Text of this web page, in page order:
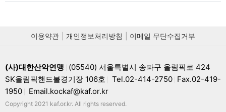
이용약관 개인정보처리방침 이메일 무단수집거부
(사)대한산악연맹 (05540) 서울특별시 송파구 올림픽로 424
SK올림픽핸드볼경기장 106호
Tel.02-414-2750 Fax.02-419-
1950
Email.kockaf@kaf.or.kr
Copyright 2021 kaf.or.kr. All rights reserved.